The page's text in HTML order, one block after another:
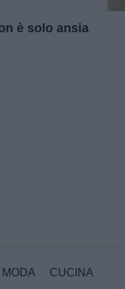
è solo ansia
MODA
CUCINA